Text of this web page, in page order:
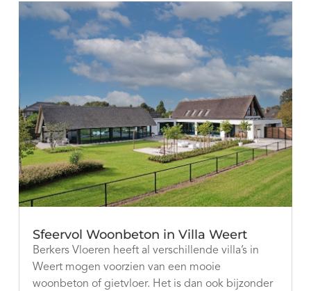
Sfeervol Woonbeton in Villa Weert
Berkers Vloeren heeft al verschillende villa’s in
Weert mogen voorzien van een mooie
woonbeton of gietvloer. Het is dan ook bijzonder